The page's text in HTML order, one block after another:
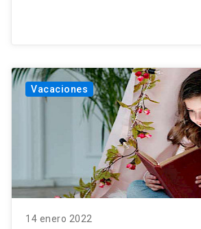
Vacaciones
14 enero 2022